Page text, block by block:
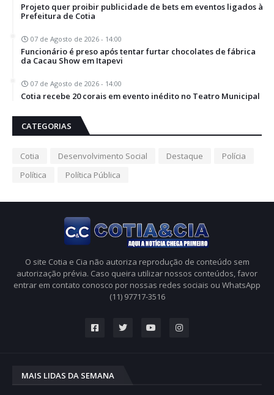
Projeto quer proibir publicidade de bets em eventos ligados à
Prefeitura de Cotia
07 de Agosto de 2026 - 14:00
Funcionário é preso após tentar furtar chocolates de fábrica
da Cacau Show em Itapevi
07 de Agosto de 2026 - 14:00
Cotia recebe 20 corais em evento inédito no Teatro Municipal
CATEGORIAS
Cotia Desenvolvimento Social Destaque
Polícia
Política
Política Pública
O site Cotia e Cia não autoriza reprodução de conteúdo sem
autorização prévia. Caso queira utilizar nossos conteúdos, favor
entrar em contato conosco por nossas redes sociais ou WhatsApp
(11) 97717-3516
MAIS LIDAS DA SEMANA